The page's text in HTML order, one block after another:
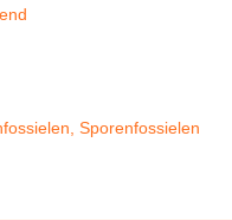
Sporenfossielen